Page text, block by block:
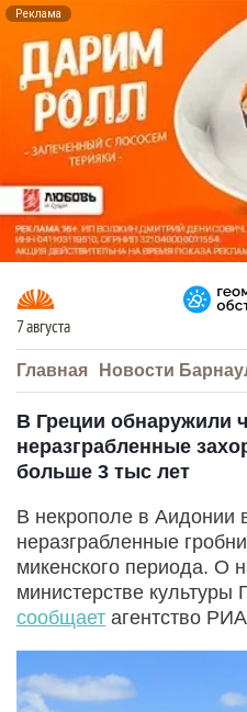
Реклама
7 августа
Главная Новости
В Греции обнаружили
неразграбленные
больше 3 тыс лет
В некрополе в Аидонии
неразграбленные
микенского периода. О
министерстве культуры
сообщает агентство